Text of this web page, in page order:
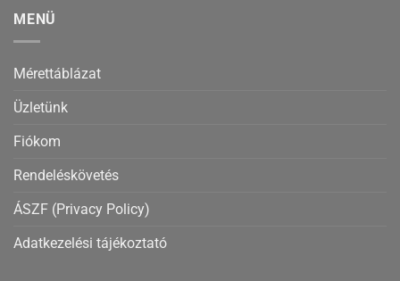
MENÜ
Mérettáblázat
Üzletünk
Fiókom
Rendeléskövetés
ÁSZF (Privacy Policy)
Adatkezelési tájékoztató